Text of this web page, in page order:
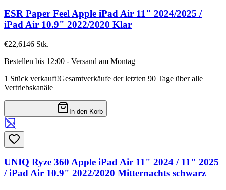
ESR Paper Feel Apple iPad Air 11" 2024/2025 /
iPad Air 10.9" 2022/2020 Klar
€22,6146 Stk.
Bestellen bis 12:00 - Versand am Montag
1 Stück verkauft!Gesamtverkäufe der letzten 90 Tage über alle
Vertriebskanäle
In den Korb
UNIQ Ryze 360 Apple iPad Air 11" 2024 / 11" 2025
/ iPad Air 10.9" 2022/2020 Mitternachts schwarz